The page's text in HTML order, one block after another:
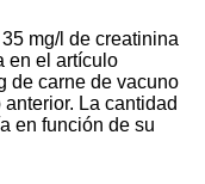
mg/l de creatinina
en el artículo
de carne de vacuno
La cantidad
en función de su